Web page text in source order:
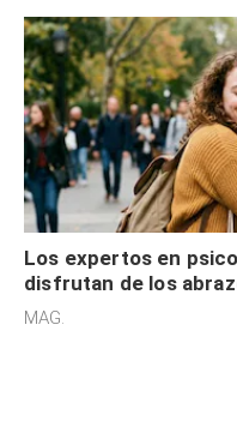
Los expertos en
disfrutan de los
sensibilidad a los
MAG.